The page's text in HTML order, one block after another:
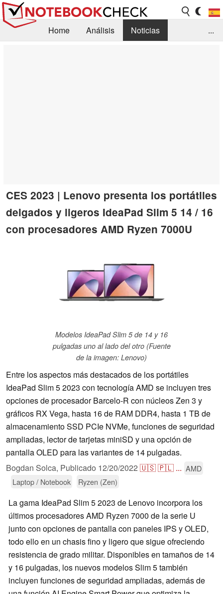
Home Análisis
Noticias
...
CES 2023 | Lenovo presenta los portátiles
delgados y ligeros IdeaPad Slim 5 14 / 16
con procesadores AMD Ryzen 7000U
Modelos IdeaPad Slim 5 de 14 y 16
pulgadas uno al lado del otro (Fuente
de la imagen: Lenovo)
Entre los aspectos más destacados de los portátiles
IdeaPad Slim 5 2023 con tecnología AMD se incluyen tres
opciones de procesador Barcelo-R con núcleos Zen 3 y
gráficos RX Vega, hasta 16 de RAM DDR4, hasta 1 TB de
almacenamiento SSD PCIe NVMe, funciones de seguridad
ampliadas, lector de tarjetas miniSD y una opción de
pantalla OLED para las variantes de 14 pulgadas.
Bogdan Solca, Publicado 12/20/2022 🇺🇸🇵🇱 ... AMD
Laptop / Notebook
Ryzen (Zen)
La gama IdeaPad Slim 5 2023 de Lenovo incorpora los
últimos procesadores AMD Ryzen 7000 de la serie U
junto con opciones de pantalla con paneles IPS y OLED,
todo ello en un chasis fino y ligero que sigue ofreciendo
resistencia de grado militar. Disponibles en tamaños de 14
y 16 pulgadas, los nuevos modelos Slim 5 también
incluyen funciones de seguridad ampliadas, además de